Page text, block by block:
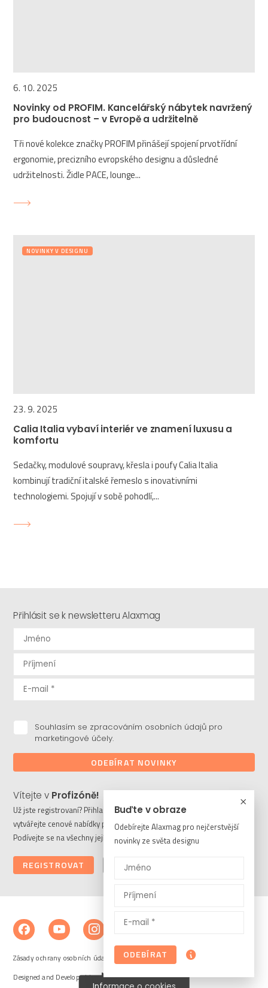
6. 10. 2025
Novinky od PROFIM. Kancelářský nábytek navržený
pro budoucnost – v Evropě a udržitelně
Tři nové kolekce značky PROFIM přinášejí spojení prvotřídní
ergonomie, precizního evropského designu a důsledné
udržitelnosti. Židle PACE, lounge...
NOVINKY V DESIGNU
23. 9. 2025
Calia Italia vybaví interiér ve znamení luxusu a
komfortu
Sedačky, modulové soupravy, křesla i poufy Calia Italia
kombinují tradiční italské řemeslo s inovativními
technologiemi. Spojují v sobě pohodlí,...
Buďte v obraze
Odebírejte Alaxmag pro nejčerstvější
novinky ze světa designu
ODEBÍRAT
Přihlásit se k newsletteru Alaxmag
Souhlasím se zpracováním osobních údajů pro
marketingové účely.
ODEBÍRAT NOVINKY
Vítejte v Profizóně!
Už jste registrovaní? Přihlaste se a stahujte potřebné soubory či
vytvářejte cenové nabídky pro vaše klienty. Ještě nejste členem?
Podívejte se na všechny její výhody a registrujte se ještě dnes.
REGISTROVAT PŘIHLÁSIT
Zásady ochrany osobních údajů a cookies
Designed and Developed by